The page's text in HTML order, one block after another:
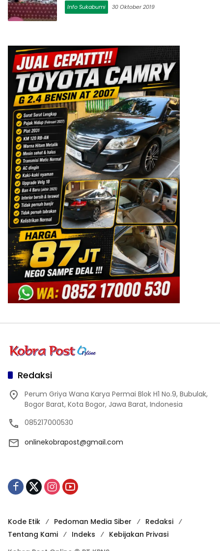
Info Sukabumi 30 Oktober 2019
Redaksi
Perum Griya Wana Karya Permai Blok H1 No.9, Bubulak,
Bogor Barat, Kota Bogor, Jawa Barat, Indonesia
085217000530
onlinekobrapost@gmail.com
Kode Etik Pedoman Media Siber
Redaksi
Tentang Kami
Indeks
Kebijakan Privasi